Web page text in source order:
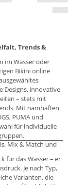
Trends &
im Wasser oder
Bikini online
Designs, innovative
– stets mit
Mit namhaften
PUMA und
für individuelle
Mix & Match und
für das Wasser – er
Je nach Typ,
Varianten, die